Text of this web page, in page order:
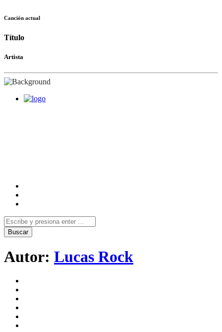
Canción actual
Título
Artista
Autor: Lucas Rock